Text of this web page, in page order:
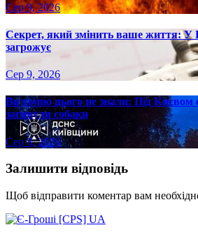
Сер 9, 2026
Секрет, який змінить ваше життя: У
загрожує
Сер 9, 2026
Ви точно цього не знали: Під Києвом
загинули собаки
Сер 8, 2026
Залишити відповідь
Щоб відправити коментар вам